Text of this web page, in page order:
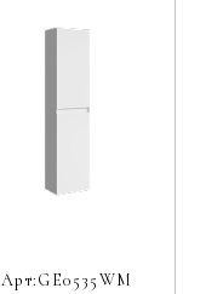
Арт:GE0535WM